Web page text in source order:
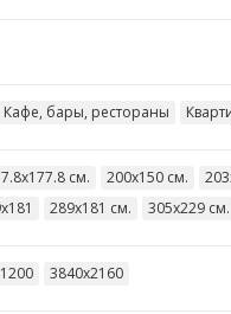
Кафе, бары, рестораны
см. 200х150 см.
289х181 см. 305х229 см.
3840х2160